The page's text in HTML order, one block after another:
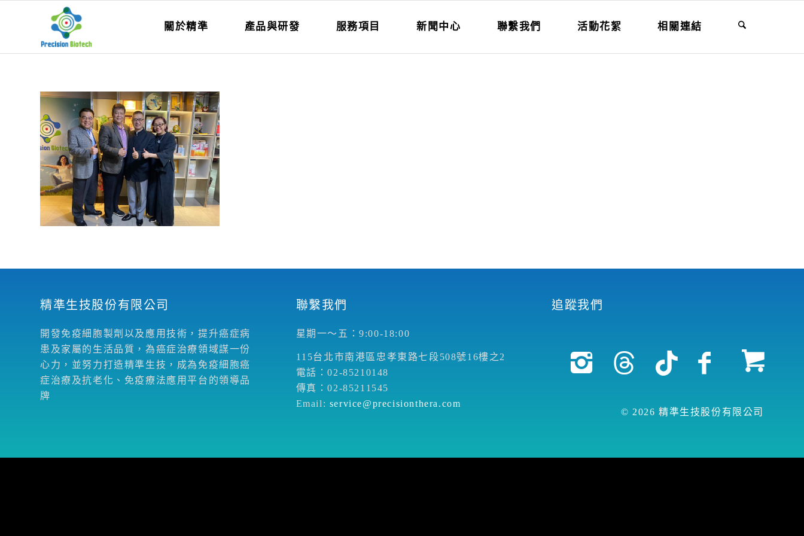
關於精準 產品與研發 服務項目 新聞中心 聯繫我們 活動花絮 相關連結
精準生技股份有限公司
開發免疫細胞製劑以及應用技術，提升癌症病
患及家屬的生活品質，為癌症治療領域謀一份
心力，並努力打造精準生技，成為免疫細胞癌
症治療及抗老化、免疫療法應用平台的領導品
牌
聯繫我們
星期一～五：9:00-18:00
115台北市南港區忠孝東路七段508號16樓之2
電話：02-85210148
傳真：02-85211545
Email: service@precisionthera.com
追蹤我們
© 2026 精準生技股份有限公司